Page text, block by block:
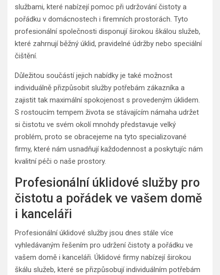
službami, které nabízejí pomoc při udržování čistoty a
pořádku v domácnostech i firemních prostorách. Tyto
profesionální společnosti disponují širokou škálou služeb,
které zahrnují běžný úklid, pravidelné údržby nebo speciální
čištění.
Důležitou součástí jejich nabídky je také možnost
individuálně přizpůsobit služby potřebám zákazníka a
zajistit tak maximální spokojenost s provedeným úklidem.
S rostoucím tempem života se stávajícím námaha udržet
si čistotu ve svém okolí mnohdy představuje velký
problém, proto se obracejeme na tyto specializované
firmy, které nám usnadňují každodennost a poskytujíc nám
kvalitní péči o naše prostory.
Profesionální úklidové služby pro
čistotu a pořádek ve vašem domě
i kanceláři
Profesionální úklidové služby jsou dnes stále více
vyhledávaným řešením pro udržení čistoty a pořádku ve
vašem domě i kanceláři. Úklidové firmy nabízejí širokou
škálu služeb, které se přizpůsobují individuálním potřebám